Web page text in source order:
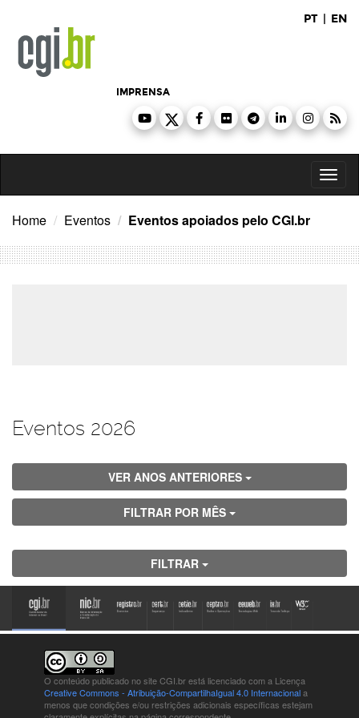
conteúdo
PT | EN
IMPRENSA
Home Eventos Eventos apoiados pelo CGI.br
Eventos 2026
VER ANOS ANTERIORES
FILTRAR POR MÊS
FILTRAR
O conteúdo publicado no site CGI.br está licenciado com a Licença
Creative Commons - Atribuição-CompartilhaIgual 4.0 Internacionala
menos que condições e/ou restrições adicionais específicas estejam